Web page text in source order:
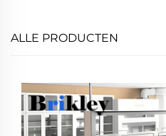
ALLE PRODUCTEN